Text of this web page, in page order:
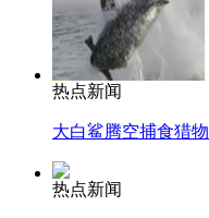
热点新闻
大白鲨腾空捕食猎物
热点新闻